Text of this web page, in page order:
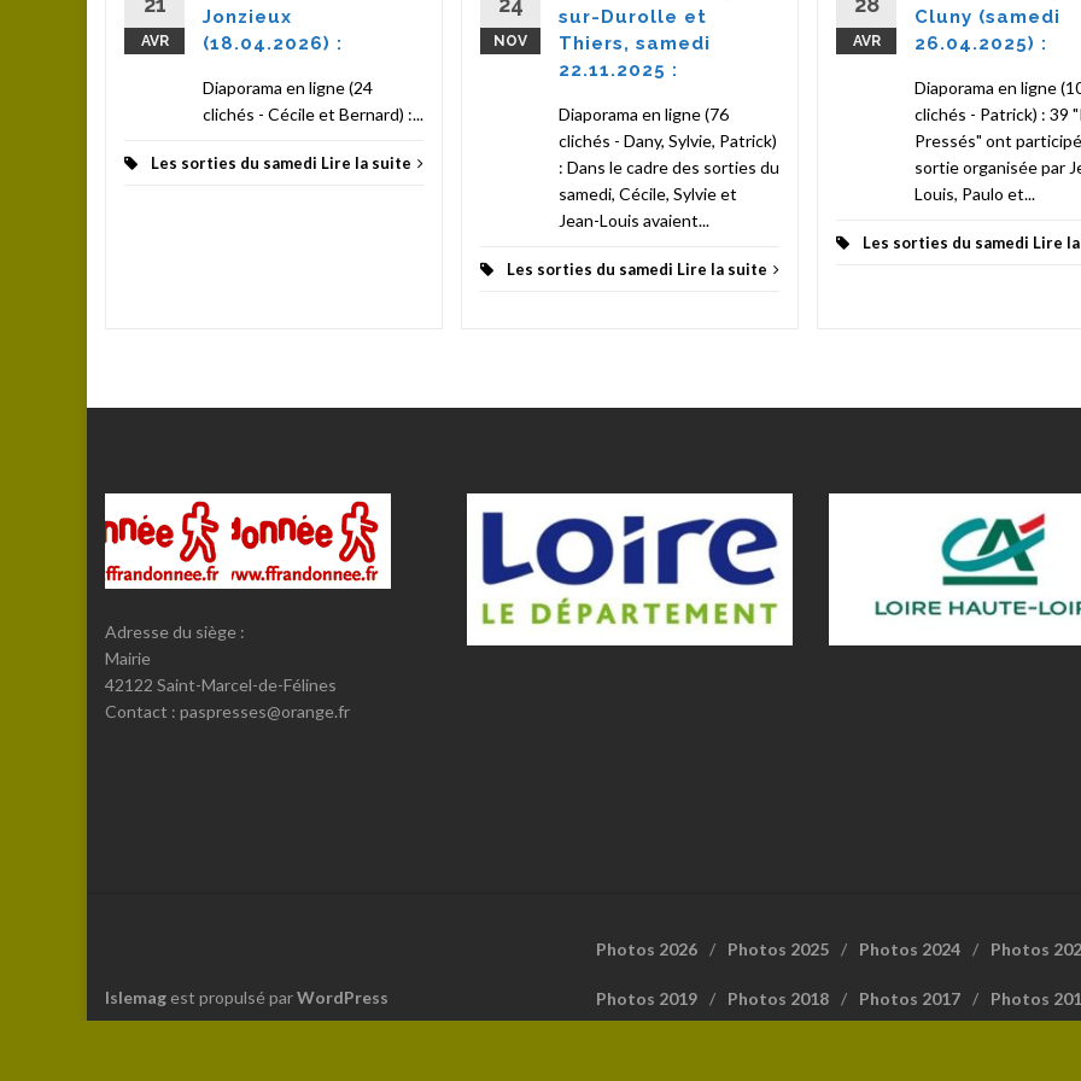
AVR
Jonzieux
(18.04.2026) :
Diaporama en ligne (24
clichés - Cécile et Bernard) :...
Les sorties du samedi Lire la suite
NOV
sur-Durolle et
Thiers, samedi
22.11.2025 :
Diaporama en ligne (76
clichés - Dany, Sylvie, Patrick)
: Dans le cadre des sorties du
samedi, Cécile, Sylvie et
Jean-Louis avaient...
Les sorties du samedi Lire la suite
AVR
Cluny (samedi
26.04.2025) :
Diaporama en ligne
clichés - Patrick) : 39
Pressés" ont participé
sortie organisée par
Louis, Paulo et...
Les sorties du samedi Lire
Adresse du siège :
Mairie
42122 Saint-Marcel-de-Félines
Contact : paspresses@orange.fr
Photos 2026 Photos 2025 Photos 2024 Photos
Photos 2019 Photos 2018 Photos 2017 Photos
Islemag est propulsé parWordPress